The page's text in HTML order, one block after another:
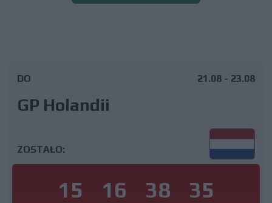
DO
GP Holandii
21.08 - 23.08
ZOSTAŁO:
15 16 38 34